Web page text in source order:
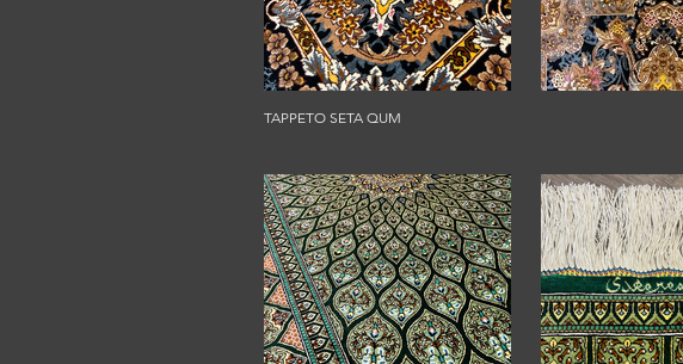
TAPPETO SETA QUM